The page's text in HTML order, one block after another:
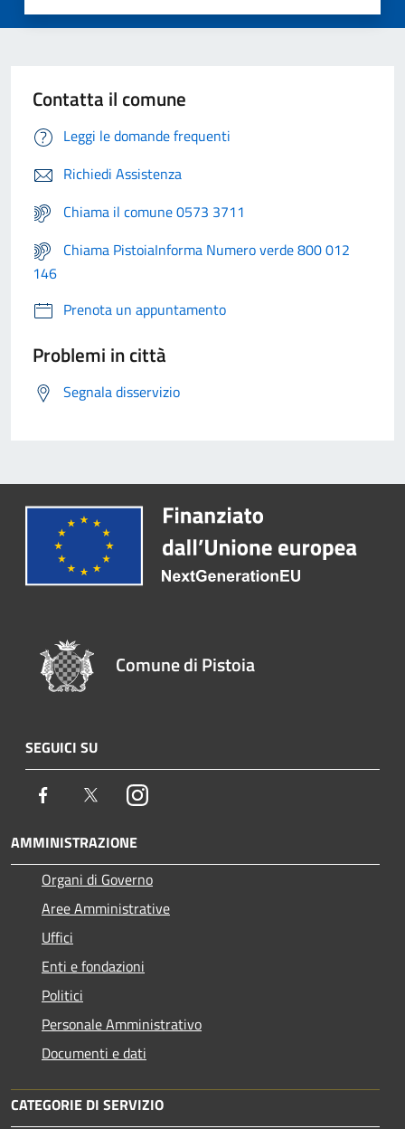
Contatta il comune
Leggi le domande frequenti
Richiedi Assistenza
Chiama il comune 0573 3711
Chiama PistoiaInforma Numero verde 800 012
146
Prenota un appuntamento
Problemi in città
Segnala disservizio
Comune di Pistoia
SEGUICI SU
Facebook TwitterInstagram
AMMINISTRAZIONE
Organi di Governo
Aree Amministrative
Uffici
Enti e fondazioni
Politici
Personale Amministrativo
Documenti e dati
CATEGORIE DI SERVIZIO